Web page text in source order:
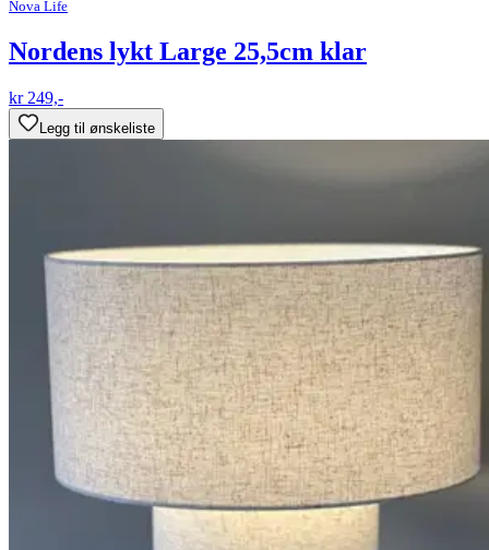
Nova Life
Nordens lykt Large 25,5cm klar
kr 249,-
Legg til ønskeliste